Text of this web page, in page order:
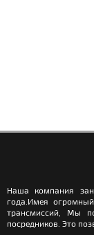
Наша компания
года.Имея
трансмиссий, Мы
посредников. Это